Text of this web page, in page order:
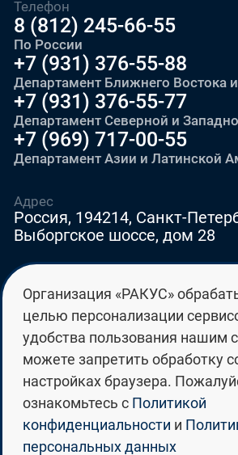
Телефон
8 (812) 245-66-55
По России
+7 (931) 376-55-88
Департамент Ближнего
+7 (931) 376-55-77
Департамент Северной и
+7 (969) 717-00-55
Департамент Азии и Латинской
E-mail
education@edurussia.org
edurussia@racus.ru
Адрес
Россия, 194214, Санкт-
Выборгское шоссе, дом 28
Политика конфиденциальности
Политика обработки
Организация «РАКУС»
целью персонализации
удобства пользования нашим
можете запретить обработку
настройках браузера.
ознакомьтесь с Политикой
конфиденциальности и
персональных данных